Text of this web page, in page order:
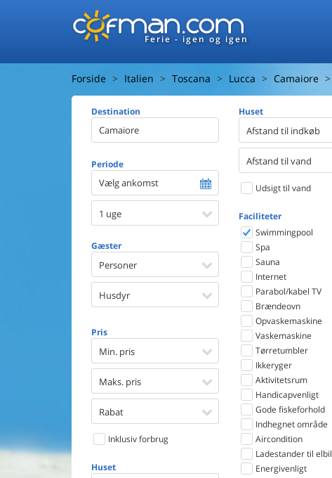
Ferie - igen og igen
Forside Italien Toscana Lucca Camaiore
Destination
Periode
Vælg ankomst
1 uge
Gæster
Personer
Husdyr
Pris
Min. pris
Maks. pris
Rabat
Inklusiv forbrug
Huset
Huset
Afstand til indkøb
Afstand til vand
Udsigt til vand
Faciliteter
Swimmingpool
Spa
Sauna
Internet
Parabol/kabel TV
Brændeovn
Opvaskemaskine
Vaskemaskine
Tørretumbler
Ikkeryger
Aktivitetsrum
Handicapvenligt
Gode fiskeforhold
Indhegnet område
Aircondition
Ladestander til elbil
Energivenligt